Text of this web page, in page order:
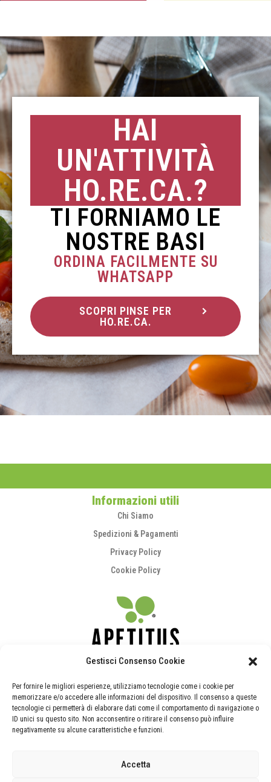
Gestisci Consenso Cookie
Per fornire le migliori esperienze, utilizziamo tecnologie come i cookie per
memorizzare e/o accedere alle informazioni del dispositivo. Il consenso a queste
tecnologie ci permetterà di elaborare dati come il comportamento di navigazione o
ID unici su questo sito. Non acconsentire o ritirare il consenso può influire
negativamente su alcune caratteristiche e funzioni.
Accetta
HAI
UN'ATTIVITÀ
HO.RE.CA.?
TI FORNIAMO LE
NOSTRE BASI
ORDINA FACILMENTE SU
WHATSAPP
SCOPRI PINSE PER
HO.RE.CA.
Informazioni utili
Chi Siamo
Spedizioni & Pagamenti
Privacy Policy
Cookie Policy
Guide & Contatti
FAQ